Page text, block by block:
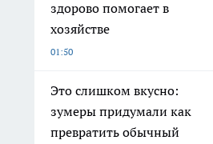
здорово помогает в
хозяйстве
01:50
Это слишком вкусно:
зумеры придумали как
превратить обычный